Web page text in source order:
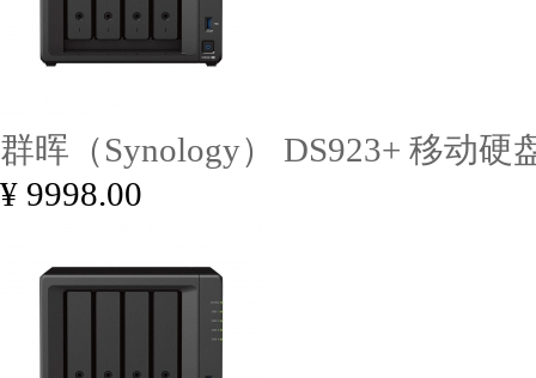
群晖（Synology） DS923+ 移动硬
¥ 9998.00